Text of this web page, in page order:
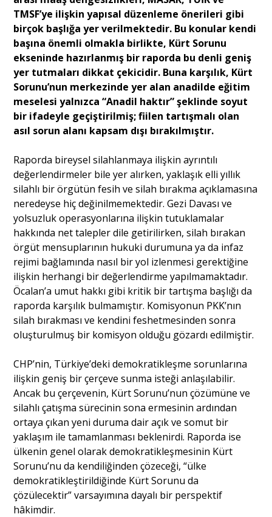
TMSF’ye ilişkin yapısal düzenleme önerileri gibi
birçok başlığa yer verilmektedir. Bu konular kendi
başına önemli olmakla birlikte, Kürt Sorunu
ekseninde hazırlanmış bir raporda bu denli geniş
yer tutmaları dikkat çekicidir. Buna karşılık, Kürt
Sorunu’nun merkezinde yer alan anadilde eğitim
meselesi yalnızca “Anadil haktır” şeklinde soyut
bir ifadeyle geçiştirilmiş; fiilen tartışmalı olan
asıl sorun alanı kapsam dışı bırakılmıştır.
Raporda bireysel silahlanmaya ilişkin ayrıntılı
değerlendirmeler bile yer alırken, yaklaşık elli yıllık
silahlı bir örgütün fesih ve silah bırakma açıklamasına
neredeyse hiç değinilmemektedir. Gezi Davası ve
yolsuzluk operasyonlarına ilişkin tutuklamalar
hakkında net talepler dile getirilirken, silah bırakan
örgüt mensuplarının hukuki durumuna ya da infaz
rejimi bağlamında nasıl bir yol izlenmesi gerektiğine
ilişkin herhangi bir değerlendirme yapılmamaktadır.
Öcalan’a umut hakkı gibi kritik bir tartışma başlığı da
raporda karşılık bulmamıştır. Komisyonun PKK’nın
silah bırakması ve kendini feshetmesinden sonra
oluşturulmuş bir komisyon olduğu gözardı edilmiştir.
CHP’nin, Türkiye’deki demokratikleşme sorunlarına
ilişkin geniş bir çerçeve sunma isteği anlaşılabilir.
Ancak bu çerçevenin, Kürt Sorunu’nun çözümüne ve
silahlı çatışma sürecinin sona ermesinin ardından
ortaya çıkan yeni duruma dair açık ve somut bir
yaklaşım ile tamamlanması beklenirdi. Raporda ise
ülkenin genel olarak demokratikleşmesinin Kürt
Sorunu’nu da kendiliğinden çözeceği, “ülke
demokratikleştirildiğinde Kürt Sorunu da
çözülecektir” varsayımına dayalı bir perspektif
hâkimdir.